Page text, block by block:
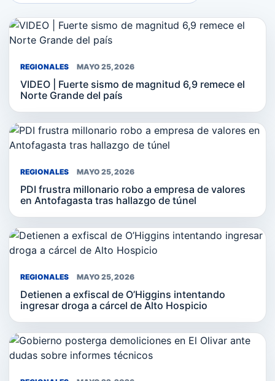
REGIONALES MAYO 25, 2026
VIDEO | Fuerte sismo de magnitud 6,9 remece el
Norte Grande del país
REGIONALES MAYO 25, 2026
PDI frustra millonario robo a empresa de valores
en Antofagasta tras hallazgo de túnel
REGIONALES MAYO 25, 2026
Detienen a exfiscal de O’Higgins intentando
ingresar droga a cárcel de Alto Hospicio